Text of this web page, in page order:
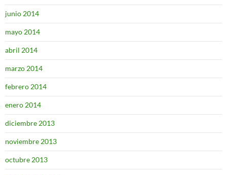
junio 2014
mayo 2014
abril 2014
marzo 2014
febrero 2014
enero 2014
diciembre 2013
noviembre 2013
octubre 2013